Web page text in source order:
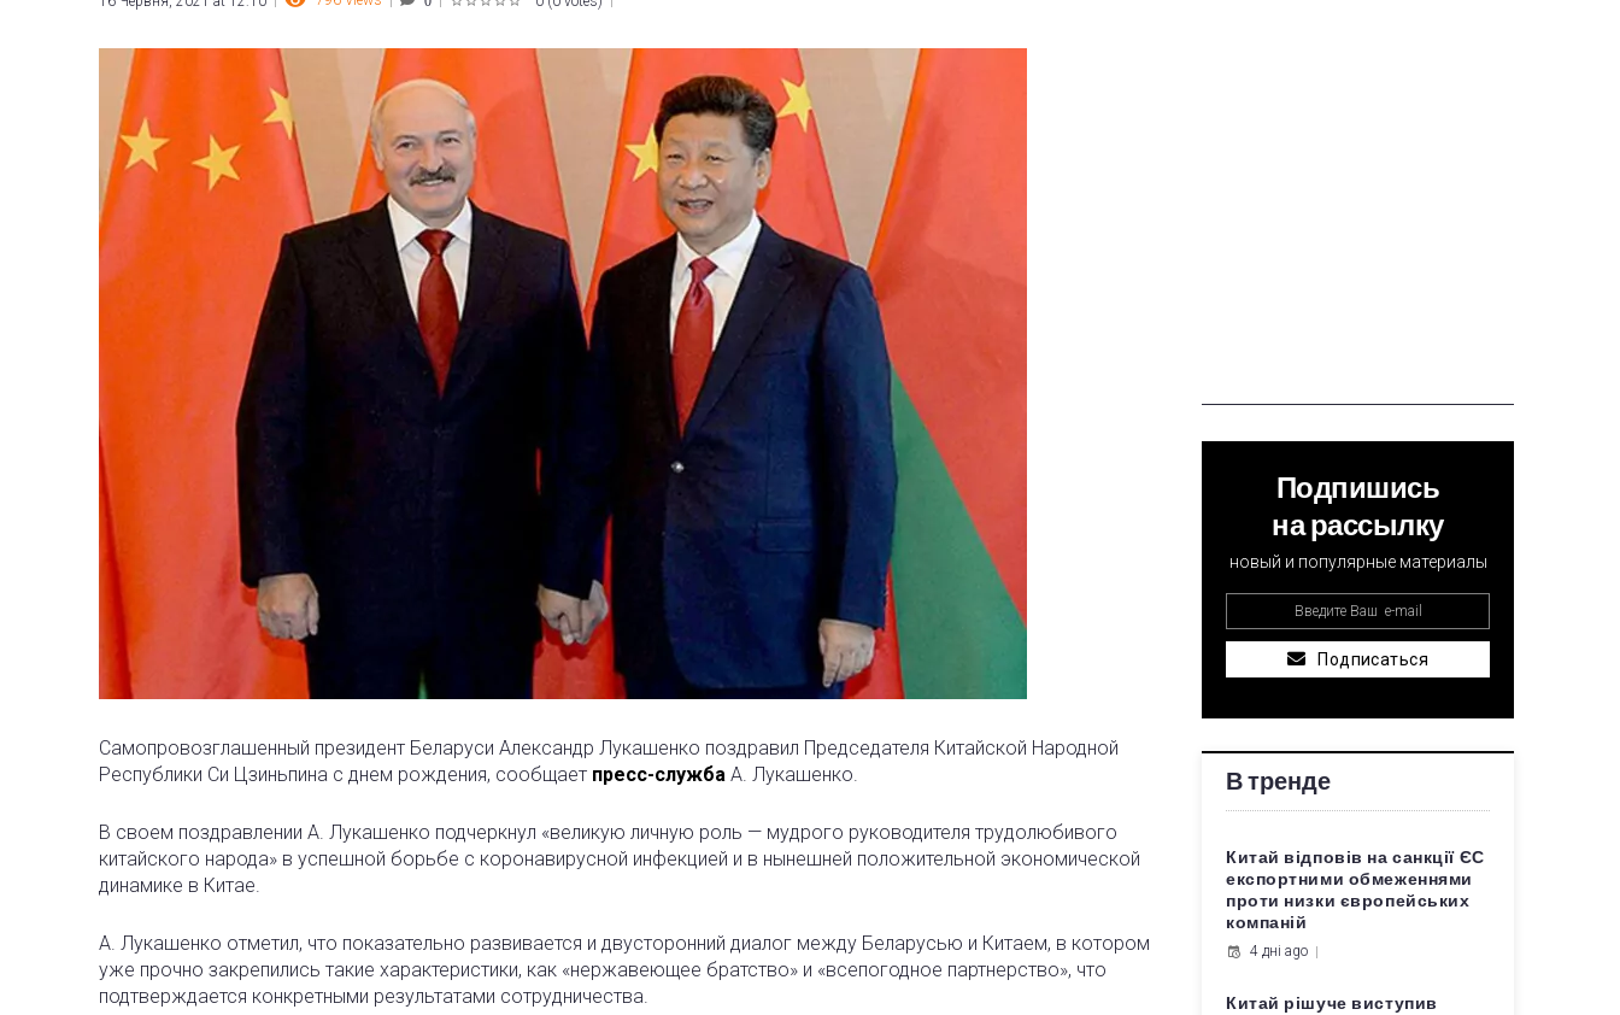
Самопровозглашенный президент Беларуси Александр Лукашенко поздравил Председателя Китайской Народной
Республики Си Цзиньпина с днем рождения, сообщает пресс-служба А. Лукашенко.
В своем поздравлении А. Лукашенко подчеркнул «великую личную роль — мудрого руководителя трудолюбивого
китайского народа» в успешной борьбе с коронавирусной инфекцией и в нынешней положительной экономической
динамике в Китае.
А. Лукашенко отметил, что показательно развивается и двусторонний диалог между Беларусью и Китаем, в котором
уже прочно закрепились такие характеристики, как «нержавеющее братство» и «всепогодное партнерство», что
подтверждается конкретными результатами сотрудничества.
Подпишись
на рассылку
новый и популярные материалы
Подписаться
В тренде
Китай відповів на санкції ЄС
експортними обмеженнями
проти низки європейських
компаній
4 дні ago
Китай рішуче виступив